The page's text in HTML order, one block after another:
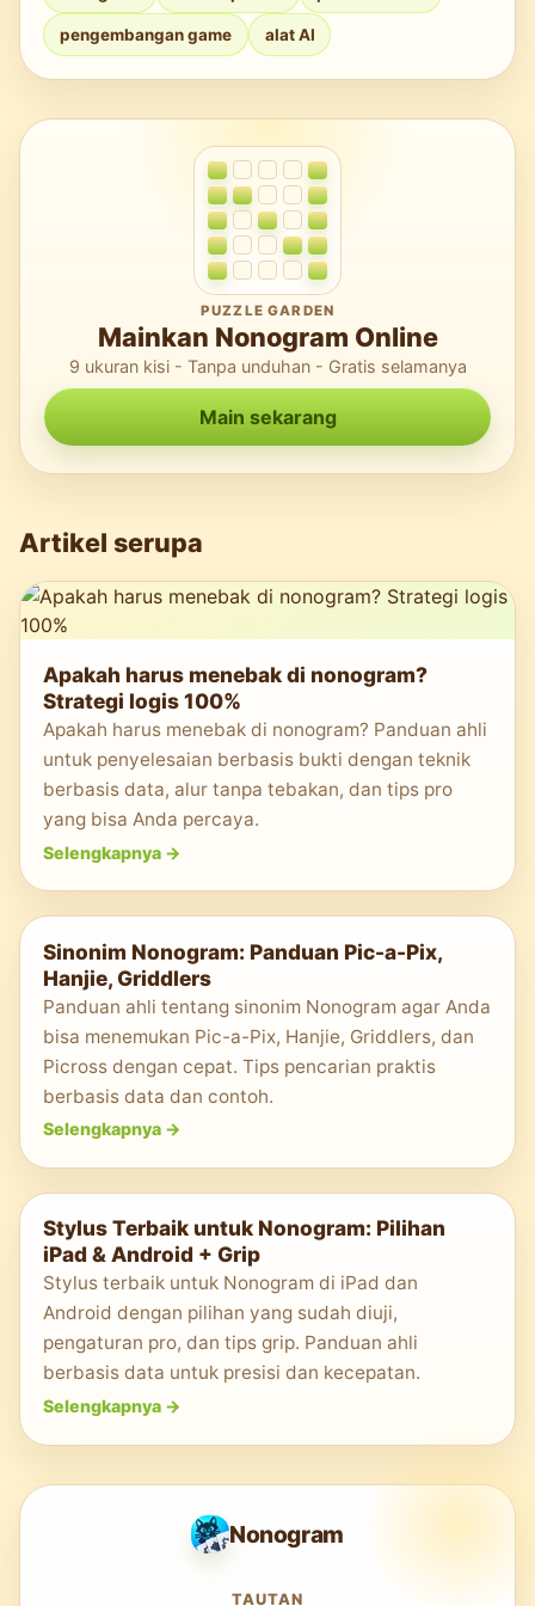
berdasarkan run-length, dan solver yang
mengutamakan logika; MDN dan GitHub
menyediakan contoh untuk memulai.
pengembangan game alat AI
PUZZLE GARDEN
Mainkan Nonogram Online
9 ukuran kisi - Tanpa unduhan - Gratis selamanya
Main sekarang
Artikel serupa
Apakah harus menebak di nonogram?
Strategi logis 100%
Apakah harus menebak di nonogram? Panduan ahli
untuk penyelesaian berbasis bukti dengan teknik
berbasis data, alur tanpa tebakan, dan tips pro
yang bisa Anda percaya.
Selengkapnya ->
Sinonim Nonogram: Panduan Pic-a-Pix,
Hanjie, Griddlers
Panduan ahli tentang sinonim Nonogram agar Anda
bisa menemukan Pic-a-Pix, Hanjie, Griddlers, dan
Picross dengan cepat. Tips pencarian praktis
berbasis data dan contoh.
Selengkapnya ->
Stylus Terbaik untuk Nonogram: Pilihan
iPad & Android + Grip
Stylus terbaik untuk Nonogram di iPad dan
Android dengan pilihan yang sudah diuji,
pengaturan pro, dan tips grip. Panduan ahli
berbasis data untuk presisi dan kecepatan.
Selengkapnya ->
Nonogram
TAUTAN